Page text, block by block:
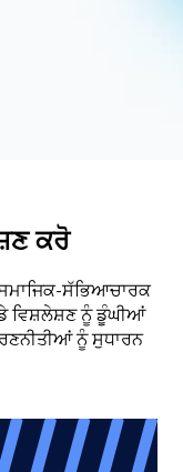
ਕਰੋ
ਸੱਭਿਆਚਾਰਕ
ਵਿਸ਼ਲੇਸ਼ਣ ਨੂੰ ਡੂੰਘੀਆਂ
ਨੂੰ ਸੁਧਾਰਨ